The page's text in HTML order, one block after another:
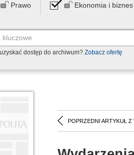
Prawo Ekonomia i biznes
dostęp do archiwum? Zobacz ofertę
POPRZEDNI ARTYKUŁ Z